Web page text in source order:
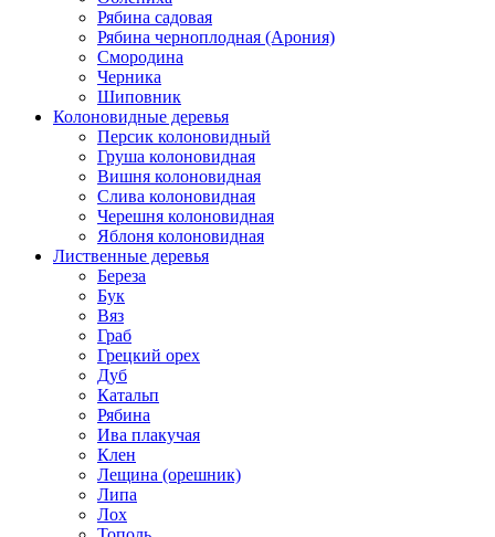
Рябина садовая
Рябина черноплодная (Арония)
Смородина
Черника
Шиповник
Колоновидные деревья
Персик колоновидный
Груша колоновидная
Вишня колоновидная
Слива колоновидная
Черешня колоновидная
Яблоня колоновидная
Лиственные деревья
Береза
Бук
Вяз
Граб
Грецкий орех
Дуб
Катальп
Рябина
Ива плакучая
Клен
Лещина (орешник)
Липа
Лох